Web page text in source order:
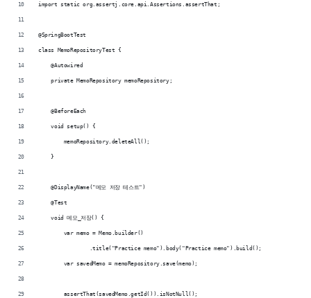
import static org.assertj.core.api.Assertions.assertThat;
@SpringBootTest
class MemoRepositoryTest {
    @Autowired
    private MemoRepository memoRepository;
    @BeforeEach
    void setup() {
        memoRepository.deleteAll();
    }
    @DisplayName("메모 저장 테스트")
    @Test
    void 메모_저장() {
        var memo = Memo.builder()
                .title("Practice memo").body("Practice memo").build();
        var savedMemo = memoRepository.save(memo);
        assertThat(savedMemo.getId()).isNotNull();